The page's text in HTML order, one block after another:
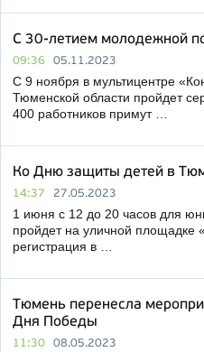
С 30-летием молодежной
09:36 05.11.2023
С 9 ноября в мультицентре
Тюменской области пройдет
400 работников примут …
Ко Дню защиты детей в
14:37 27.05.2023
1 июня с 12 до 20 часов для
пройдет на уличной площадке
регистрация в …
Тюмень перенесла
Дня Победы
11:30 08.05.2023